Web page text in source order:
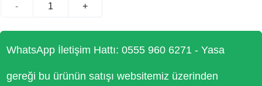
- +
WhatsApp İletişim Hattı: 0555 960 6271 - Yasa
gereği bu ürünün satışı websitemiz üzerinden